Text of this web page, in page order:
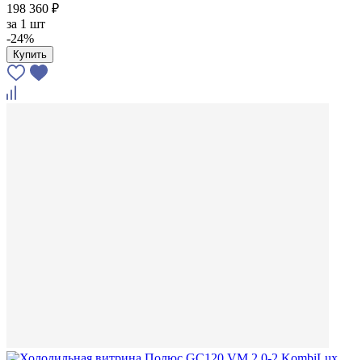
198 360 ₽
за 1 шт
-24%
Купить